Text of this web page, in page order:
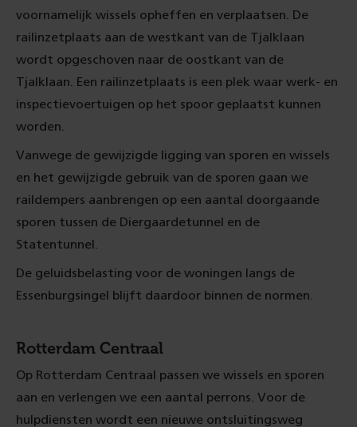
voornamelijk wissels opheffen en verplaatsen. De
railinzetplaats aan de westkant van de Tjalklaan
wordt opgeschoven naar de oostkant van de
Tjalklaan. Een railinzetplaats is een plek waar werk- en
inspectievoertuigen op het spoor geplaatst kunnen
worden.
Vanwege de gewijzigde ligging van sporen en wissels
en het gewijzigde gebruik van de sporen gaan we
raildempers aanbrengen op een aantal doorgaande
sporen tussen de Diergaardetunnel en de
Statentunnel.
De geluidsbelasting voor de woningen langs de
Essenburgsingel blijft daardoor binnen de normen.
Rotterdam Centraal
Op Rotterdam Centraal passen we wissels en sporen
aan en verlengen we een aantal perrons. Voor de
hulpdiensten wordt een nieuwe ontsluitingsweg